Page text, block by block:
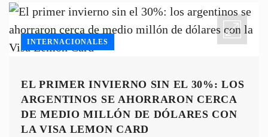
INTERNACIONALES
EL PRIMER INVIERNO SIN EL 30%: LOS
ARGENTINOS SE AHORRARON CERCA
DE MEDIO MILLÓN DE DÓLARES CON
LA VISA LEMON CARD